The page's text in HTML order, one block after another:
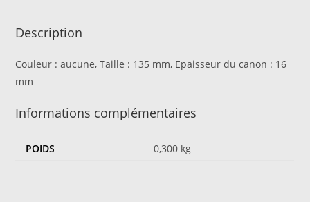
Description
Couleur : aucune, Taille : 135 mm, Epaisseur du canon : 16
mm
Informations complémentaires
POIDS 0,300 kg